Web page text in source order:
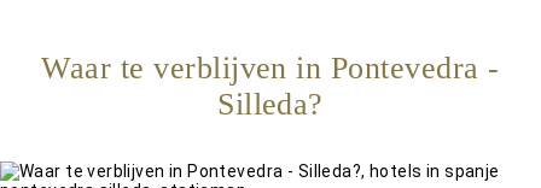
Waar te verblijven in Pontevedra -
Silleda?